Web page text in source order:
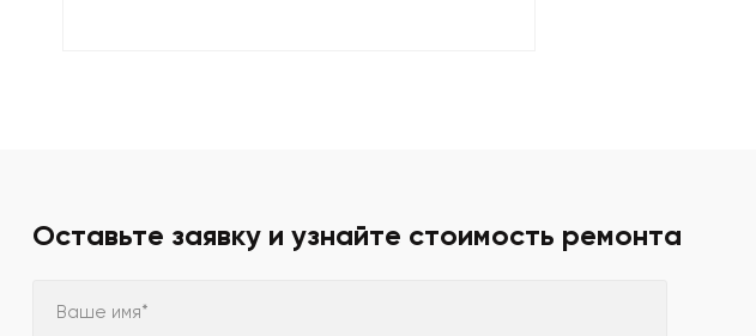
Оставьте заявку и узнайте стоимость ремонта
Ваше имя*